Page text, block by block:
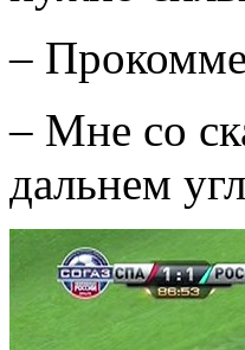
–
– Мне со
дальнем